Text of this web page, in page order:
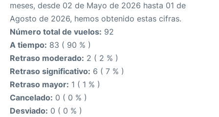
meses, desde 02 de Mayo de 2026 hasta 01 de
Agosto de 2026, hemos obtenido estas cifras.
Número total de vuelos: 92
A tiempo: 83 ( 90 % )
Retraso moderado: 2 ( 2 % )
Retraso significativo: 6 ( 7 % )
Retraso mayor: 1 ( 1 % )
Cancelado: 0 ( 0 % )
Desviado: 0 ( 0 % )